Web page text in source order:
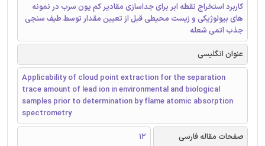
کاربرد استخراج نقطه ابر برای جداسازی مقادیر کم یون سرب در نمونه
های بیولوژیکی و زیست محیطی قبل از تعیین مقدار توسط طیف سنجی
جذب اتمی شعله
عنوان انگلیسی
Applicability of cloud point extraction for the separation
trace amount of lead ion in environmental and biological
samples prior to determination by flame atomic absorption
spectrometry
صفحات مقاله فارسی
12